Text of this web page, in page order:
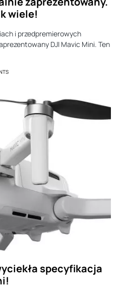
wiele!
i przedpremierowych
DJI Mavic Mini. Ten
specyfikacja